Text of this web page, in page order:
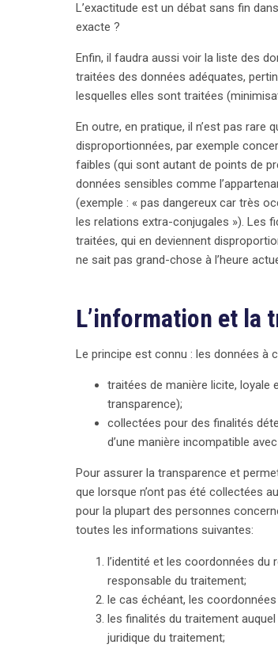
L’exactitude est un débat sans fin
exacte ?
Enfin, il faudra aussi voir la liste des
traitées des données adéquates,
lesquelles elles sont traitées
En outre, en pratique, il n’est pas
disproportionnées, par exemple
faibles (qui sont autant de points de
données sensibles comme
(exemple : « pas dangereux car très
les relations extra-conjugales »). Les
traitées, qui en deviennent
ne sait pas grand-chose à l’heure
L’information et la
Le principe est connu : les données à
traitées de manière licite, loyale
transparence);
collectées pour des finalités
d’une manière incompatible
Pour assurer la transparence et
que lorsque n’ont pas été collectées
pour la plupart des personnes
toutes les informations suivantes:
l’identité et les coordonnées du
responsable du traitement;
le cas échéant, les
les finalités du traitement
juridique du traitement;